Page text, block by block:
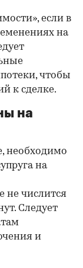
если в
на
чтобы
к сделке.
на
необходимо
на
не числится
Следует
и